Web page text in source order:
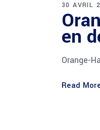
30 AVRIL
en
Orange-
Read